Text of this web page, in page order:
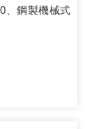
、鋼製機械式